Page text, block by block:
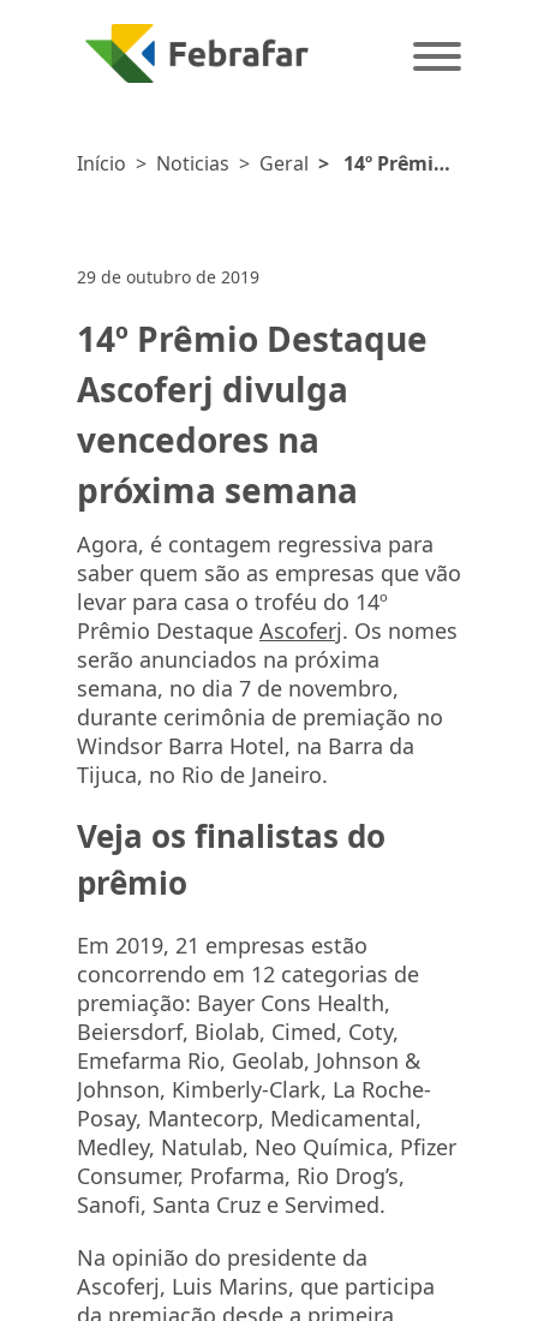
Início > Noticias > Geral > 14º Prêmio
semana
29 de outubro de 2019
14º Prêmio Destaque
Ascoferj divulga
vencedores na
próxima semana
Agora, é contagem regressiva para
saber quem são as empresas que vão
levar para casa o troféu do 14º
Prêmio Destaque Ascoferj. Os nomes
serão anunciados na próxima
semana, no dia 7 de novembro,
durante cerimônia de premiação no
Windsor Barra Hotel, na Barra da
Tijuca, no Rio de Janeiro.
Veja os finalistas do
prêmio
Em 2019, 21 empresas estão
concorrendo em 12 categorias de
premiação: Bayer Cons Health,
Beiersdorf, Biolab, Cimed, Coty,
Emefarma Rio, Geolab, Johnson &
Johnson, Kimberly-Clark, La Roche-
Posay, Mantecorp, Medicamental,
Medley, Natulab, Neo Química, Pfizer
Consumer, Profarma, Rio Drog’s,
Sanofi, Santa Cruz e Servimed.
Na opinião do presidente da
Ascoferj, Luis Marins, que participa
da premiação desde a primeira